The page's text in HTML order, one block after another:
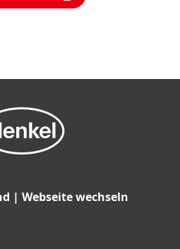
| Webseite wechseln